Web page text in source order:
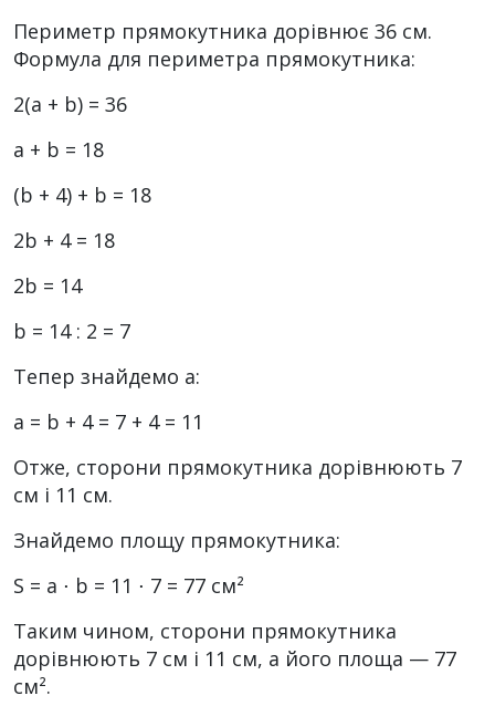
Периметр прямокутника дорівнює 36 см.
Формула для периметра прямокутника:
2(a + b) = 36
a + b = 18
(b + 4) + b = 18
2b + 4 = 18
2b = 14
b = 14 : 2 = 7
Тепер знайдемо a:
a = b + 4 = 7 + 4 = 11
Отже, сторони прямокутника дорівнюють 7
см і 11 см.
Знайдемо площу прямокутника:
S = a ⋅ b = 11 ⋅ 7 = 77 см²
Таким чином, сторони прямокутника
дорівнюють 7 см і 11 см, а його площа — 77
см².